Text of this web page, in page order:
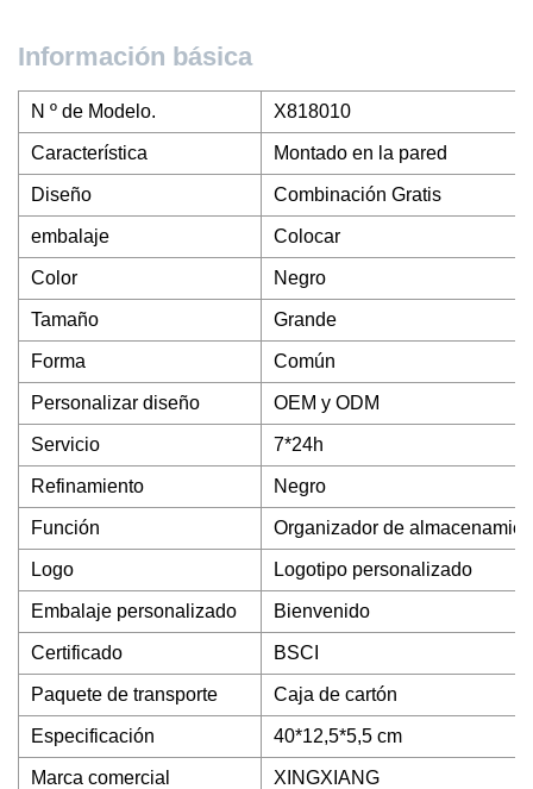
Información básica
N º de Modelo. X818010
Característica Montado en la pared
Diseño Combinación Gratis
embalaje Colocar
Color Negro
Tamaño Grande
Forma Común
Personalizar diseño OEM y ODM
Servicio 7*24h
Refinamiento Negro
Función Organizador de
Logo Logotipo personalizado
Embalaje personalizado Bienvenido
Certificado BSCI
Paquete de transporte Caja de cartón
Especificación 40*12,5*5,5 cm
Marca comercial XINGXIANG